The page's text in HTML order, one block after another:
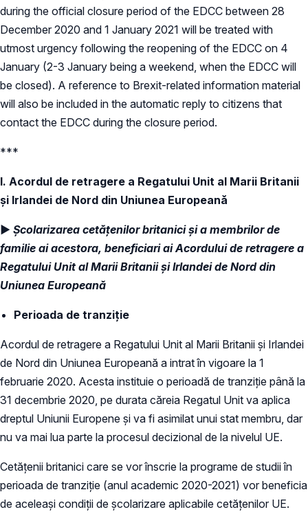
during the official closure period of the EDCC between 28
December 2020 and 1 January 2021 will be treated with
utmost urgency following the reopening of the EDCC on 4
January (2-3 January being a weekend, when the EDCC will
be closed). A reference to Brexit-related information material
will also be included in the automatic reply to citizens that
contact the EDCC during the closure period.
***
I. Acordul de retragere a Regatului Unit al Marii Britanii
și Irlandei de Nord din Uniunea Europeană
► Școlarizarea cetățenilor britanici și a membrilor de
familie ai acestora, beneficiari ai Acordului de retragere a
Regatului Unit al Marii Britanii și Irlandei de Nord din
Uniunea Europeană
Perioada de tranziție
Acordul de retragere a Regatului Unit al Marii Britanii și Irlandei
de Nord din Uniunea Europeană a intrat în vigoare la 1
februarie 2020. Acesta instituie o perioadă de tranziție până la
31 decembrie 2020, pe durata căreia Regatul Unit va aplica
dreptul Uniunii Europene și va fi asimilat unui stat membru, dar
nu va mai lua parte la procesul decizional de la nivelul UE.
Cetățenii britanici care se vor înscrie la programe de studii în
perioada de tranziție (anul academic 2020-2021) vor beneficia
de aceleași condiții de școlarizare aplicabile cetățenilor UE.